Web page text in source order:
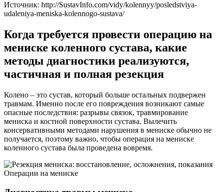
Источник: http://SustavInfo.com/vidy/kolennyy/posledstviya-
udaleniya-meniska-kolennogo-sustava/
Когда требуется провести операцию на
мениске коленного сустава, какие
методы диагностики реализуются,
частичная и полная резекция
Колено – это сустав, который больше остальных подвержен
травмам. Именно после его повреждения возникают самые
опасные последствия: разрывы связок, травмирование
мениска и костной поверхности сустава. Вылечить
консервативными методами нарушения в мениске обычно не
получается, поэтому важно, чтобы операция на мениске
коленного сустава была проведена вовремя.
Операции на мениске